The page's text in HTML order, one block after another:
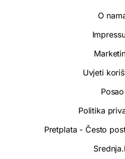
O
Uvjeti
Posao
Politika
Pretplata - Često